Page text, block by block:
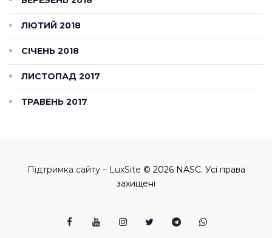
ЛЮТИЙ 2018
СІЧЕНЬ 2018
ЛИСТОПАД 2017
ТРАВЕНЬ 2017
Підтримка сайту – LuxSite © 2026 NASC. Усі права
захищені